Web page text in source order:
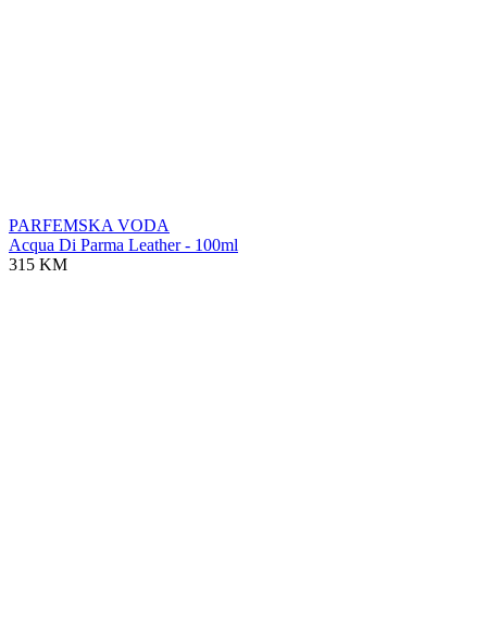
PARFEMSKA VODA
Acqua Di Parma Leather - 100ml
315 KM